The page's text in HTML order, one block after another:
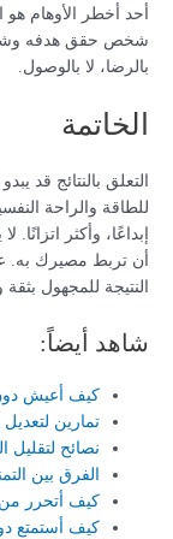
أحد أخطر الأوهام هو
شخص حقق هدفه وشعر
بالرضا، لا بالوصول.
الخاتمة
التعلق بالنتائج قد
للطاقة والراحة
إبداعًا، وأكثر
أن تربط مصيرك به.
النتيجة للمجهول
شاهد أيضاً:
كيف أعيش دون
تمارين
نصائح لتقليل
الفرق بين
كيف أتحرر
كيف أستمتع